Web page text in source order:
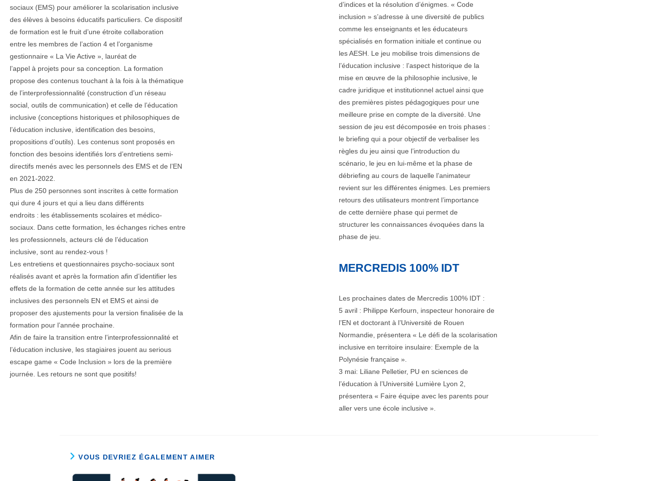
sociaux (EMS) pour améliorer la scolarisation inclusive
des élèves à besoins éducatifs particuliers. Ce dispositif
de formation est le fruit d’une étroite collaboration
entre les membres de l’action 4 et l’organisme
gestionnaire « La Vie Active », lauréat de
l’appel à projets pour sa conception. La formation
propose des contenus touchant à la fois à la thématique
de l’interprofessionnalité (construction d’un réseau
social, outils de communication) et celle de l’éducation
inclusive (conceptions historiques et philosophiques de
l’éducation inclusive, identification des besoins,
propositions d’outils). Les contenus sont proposés en
fonction des besoins identifiés lors d’entretiens semi-
directifs menés avec les personnels des EMS et de l’EN
en 2021-2022.
Plus de 250 personnes sont inscrites à cette formation
qui dure 4 jours et qui a lieu dans différents
endroits : les établissements scolaires et médico-
sociaux. Dans cette formation, les échanges riches entre
les professionnels, acteurs clé de l’éducation
inclusive, sont au rendez-vous !
Les entretiens et questionnaires psycho-sociaux sont
réalisés avant et après la formation afin d’identifier les
effets de la formation de cette année sur les attitudes
inclusives des personnels EN et EMS et ainsi de
proposer des ajustements pour la version finalisée de la
formation pour l’année prochaine.
Afin de faire la transition entre l’interprofessionnalité et
l’éducation inclusive, les stagiaires jouent au serious
escape game « Code Inclusion » lors de la première
journée. Les retours ne sont que positifs!
d’indices et la résolution d’énigmes. « Code
inclusion » s’adresse à une diversité de publics
comme les enseignants et les éducateurs
spécialisés en formation initiale et continue ou
les AESH. Le jeu mobilise trois dimensions de
l’éducation inclusive : l’aspect historique de la
mise en œuvre de la philosophie inclusive, le
cadre juridique et institutionnel actuel ainsi que
des premières pistes pédagogiques pour une
meilleure prise en compte de la diversité. Une
session de jeu est décomposée en trois phases :
le briefing qui a pour objectif de verbaliser les
règles du jeu ainsi que l’introduction du
scénario, le jeu en lui-même et la phase de
débriefing au cours de laquelle l’animateur
revient sur les différentes énigmes. Les premiers
retours des utilisateurs montrent l’importance
de cette dernière phase qui permet de
structurer les connaissances évoquées dans la
phase de jeu.
MERCREDIS 100% IDT
Les prochaines dates de Mercredis 100% IDT :
5 avril : Philippe Kerfourn, inspecteur honoraire de
l’EN et doctorant à l’Université de Rouen
Normandie, présentera « Le défi de la scolarisation
inclusive en territoire insulaire: Exemple de la
Polynésie française ».
3 mai: Liliane Pelletier, PU en sciences de
l’éducation à l’Université Lumière Lyon 2,
présentera « Faire équipe avec les parents pour
aller vers une école inclusive ».
VOUS DEVRIEZ ÉGALEMENT AIMER